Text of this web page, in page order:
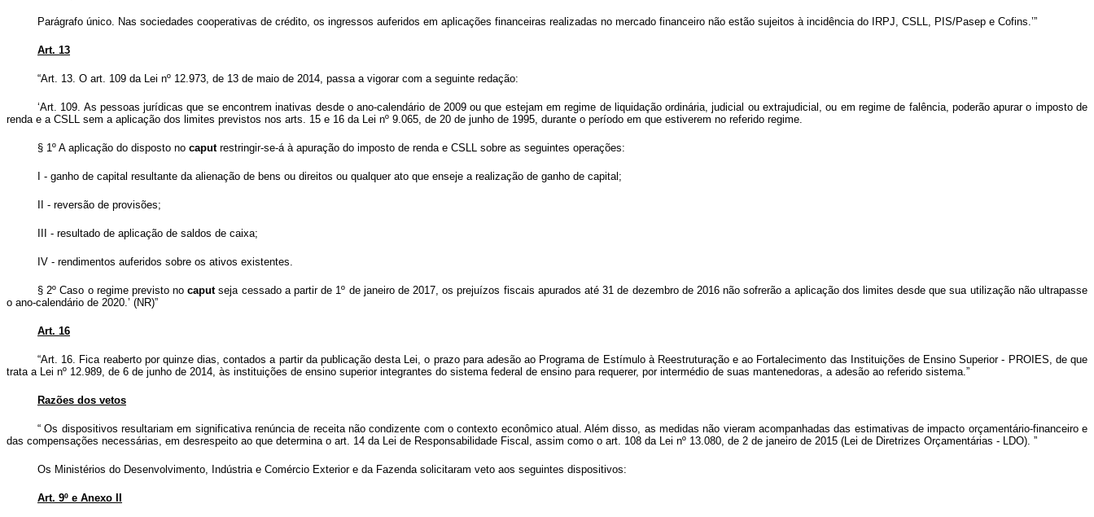
Parágrafo único. Nas sociedades cooperativas de crédito, os ingressos auferidos em aplicações financeiras realizadas no mercado financeiro não estão sujeitos à incidência do IRPJ, CSLL, PIS/Pasep e Cofins.’”
Art. 13
“Art. 13. O art. 109 da Lei nº 12.973, de 13 de maio de 2014, passa a vigorar com a seguinte redação:
‘Art. 109. As pessoas jurídicas que se encontrem inativas desde o ano-calendário de 2009 ou que estejam em regime de liquidação ordinária, judicial ou extrajudicial, ou em regime de falência, poderão apurar o imposto de
renda e a CSLL sem a aplicação dos limites previstos nos arts. 15 e 16 da Lei nº 9.065, de 20 de junho de 1995, durante o período em que estiverem no referido regime.
§ 1º A aplicação do disposto no caput restringir-se-á à apuração do imposto de renda e CSLL sobre as seguintes operações:
I - ganho de capital resultante da alienação de bens ou direitos ou qualquer ato que enseje a realização de ganho de capital;
II - reversão de provisões;
III - resultado de aplicação de saldos de caixa;
IV - rendimentos auferidos sobre os ativos existentes.
§ 2º Caso o regime previsto nocaputseja cessado a partir de 1º de janeiro de 2017, os prejuízos fiscais apurados até 31 de dezembro de 2016 não sofrerão a aplicação dos limites desde que sua utilização não ultrapasse
o ano-calendário de 2020.’ (NR)”
Art. 16
“Art. 16. Fica reaberto por quinze dias, contados a partir da publicação desta Lei, o prazo para adesão ao Programa de Estímulo à Reestruturação e ao Fortalecimento das Instituições de Ensino Superior - PROIES, de que
trata a Lei nº 12.989, de 6 de junho de 2014, às instituições de ensino superior integrantes do sistema federal de ensino para requerer, por intermédio de suas mantenedoras, a adesão ao referido sistema.”
Razões dos vetos
“Os dispositivos resultariam em significativa renúncia de receita não condizente com o contexto econômico atual. Além disso, as medidas não vieram acompanhadasdas estimativas de impacto orçamentário-financeiro e
das compensações necessárias, em desrespeito ao que determina o art. 14 da Lei de Responsabilidade Fiscal, assim como o art. 108 da Lei nº 13.080, de 2 de janeiro de 2015 (Lei de Diretrizes Orçamentárias - LDO). ”
Os Ministérios do Desenvolvimento, Indústria e Comércio Exterior e da Fazenda solicitaram veto aos seguintes dispositivos:
Art. 9º e Anexo II